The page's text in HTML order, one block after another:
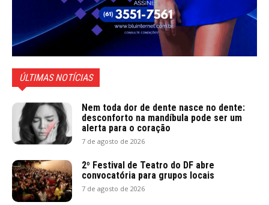
ÚLTIMAS NOTÍCIAS
Nem toda dor de dente nasce no dente:
desconforto na mandíbula pode ser um
alerta para o coração
7 de agosto de 2026
2º Festival de Teatro do DF abre
convocatória para grupos locais
7 de agosto de 2026